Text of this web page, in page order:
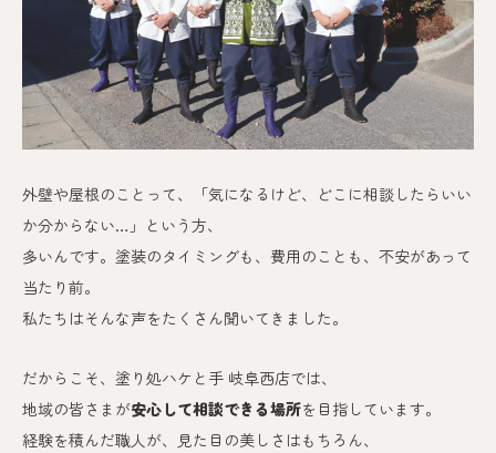
外壁や屋根のことって、「気になるけど、どこに相談したらいい
か分からない…」という方、
多いんです。 塗装のタイミングも、費用のことも、不安があって
当たり前。
私たちはそんな声をたくさん聞いてきました。
だからこそ、塗り処ハケと手 岐阜西店では、
地域の皆さまが安心して相談できる場所を目指しています。
経験を積んだ職人が、見た目の美しさはもちろん、